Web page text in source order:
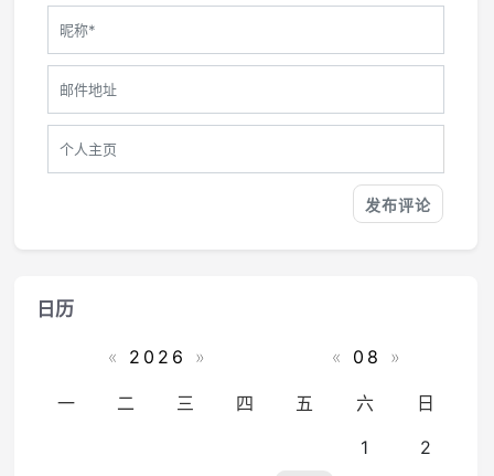
日历
« 2026 » « 08 »
一 二 三 四 五 六
日
1
2